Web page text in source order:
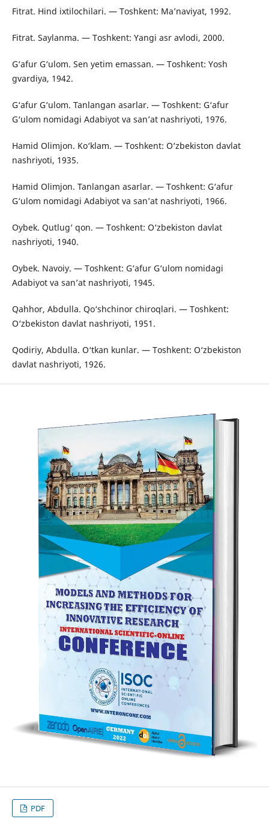
Fitrat. Hind ixtilochilari. — Toshkent: Ma’naviyat, 1992.
Fitrat. Saylanma. — Toshkent: Yangi asr avlodi, 2000.
G‘afur G‘ulom. Sen yetim emassan. — Toshkent: Yosh
gvardiya, 1942.
G‘afur G‘ulom. Tanlangan asarlar. — Toshkent: G‘afur
G‘ulom nomidagi Adabiyot va san’at nashriyoti, 1976.
Hamid Olimjon. Ko‘klam. — Toshkent: O‘zbekiston davlat
nashriyoti, 1935.
Hamid Olimjon. Tanlangan asarlar. — Toshkent: G‘afur
G‘ulom nomidagi Adabiyot va san’at nashriyoti, 1966.
Oybek. Qutlug‘ qon. — Toshkent: O‘zbekiston davlat
nashriyoti, 1940.
Oybek. Navoiy. — Toshkent: G‘afur G‘ulom nomidagi
Adabiyot va san’at nashriyoti, 1945.
Qahhor, Abdulla. Qo‘shchinor chiroqlari. — Toshkent:
O‘zbekiston davlat nashriyoti, 1951.
Qodiriy, Abdulla. O‘tkan kunlar. — Toshkent: O‘zbekiston
davlat nashriyoti, 1926.
PDF